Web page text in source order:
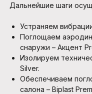
Дальнейшие шаги
Устраняем
Поглощаем
снаружи – Акцент
Изолируем
Silver.
Обеспечиваем
салона – Biplast